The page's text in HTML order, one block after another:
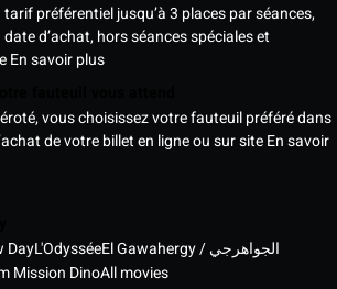
préférentiel jusqu’à 3 places par séances,
d’achat, hors séances spéciales et
En savoir plus
vous choisissez votre fauteuil préféré dans
de votre billet en ligne ou sur siteEn savoir
DayL'Odyssée
El Gawahergy / الجواهرجي
Mission DinoAll movies